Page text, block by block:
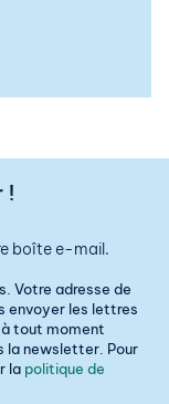
!
boîte e-mail.
Votre adresse de
envoyer les lettres
tout moment
la newsletter. Pour
la politique de